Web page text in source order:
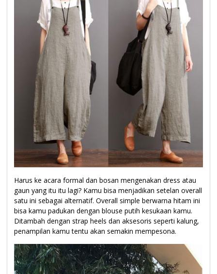
Harus ke acara formal dan bosan mengenakan dress atau
gaun yang itu itu lagi? Kamu bisa menjadikan setelan overall
satu ini sebagai alternatif. Overall simple berwarna hitam ini
bisa kamu padukan dengan blouse putih kesukaan kamu.
Ditambah dengan strap heels dan aksesoris seperti kalung,
penampilan kamu tentu akan semakin mempesona.